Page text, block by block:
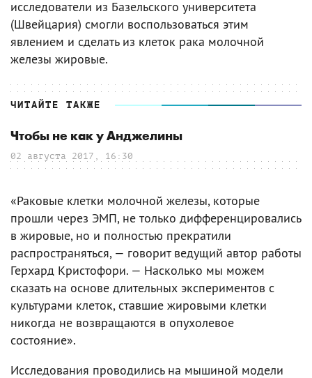
исследователи из Базельского университета
(Швейцария) смогли воспользоваться этим
явлением и сделать из клеток рака молочной
железы жировые.
ЧИТАЙТЕ ТАКЖЕ
Чтобы не как у Анджелины
02 августа 2017, 16:30
«Раковые клетки молочной железы, которые
прошли через ЭМП, не только дифференцировались
в жировые, но и полностью прекратили
распространяться, — говорит ведущий автор работы
Герхард Кристофори. — Насколько мы можем
сказать на основе длительных экспериментов с
культурами клеток, ставшие жировыми клетки
никогда не возвращаются в опухолевое
состояние».
Исследования проводились на мышиной модели